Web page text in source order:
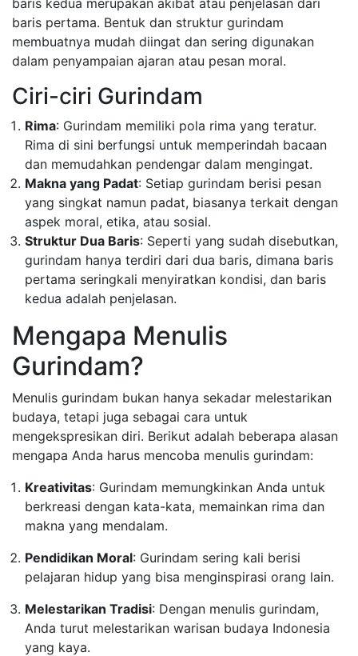
baris kedua merupakan akibat atau penjelasan dari
baris pertama. Bentuk dan struktur gurindam
membuatnya mudah diingat dan sering digunakan
dalam penyampaian ajaran atau pesan moral.
Ciri-ciri Gurindam
Rima: Gurindam memiliki pola rima yang teratur.
Rima di sini berfungsi untuk memperindah bacaan
dan memudahkan pendengar dalam mengingat.
Makna yang Padat: Setiap gurindam berisi pesan
yang singkat namun padat, biasanya terkait dengan
aspek moral, etika, atau sosial.
Struktur Dua Baris: Seperti yang sudah disebutkan,
gurindam hanya terdiri dari dua baris, dimana baris
pertama seringkali menyiratkan kondisi, dan baris
kedua adalah penjelasan.
Mengapa Menulis
Gurindam?
Menulis gurindam bukan hanya sekadar melestarikan
budaya, tetapi juga sebagai cara untuk
mengekspresikan diri. Berikut adalah beberapa alasan
mengapa Anda harus mencoba menulis gurindam:
Kreativitas: Gurindam memungkinkan Anda untuk
berkreasi dengan kata-kata, memainkan rima dan
makna yang mendalam.
Pendidikan Moral: Gurindam sering kali berisi
pelajaran hidup yang bisa menginspirasi orang lain.
Melestarikan Tradisi: Dengan menulis gurindam,
Anda turut melestarikan warisan budaya Indonesia
yang kaya.